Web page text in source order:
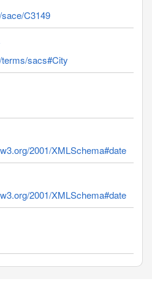
C3149
terms/sacs#City
2001/XMLSchema#date
2001/XMLSchema#date